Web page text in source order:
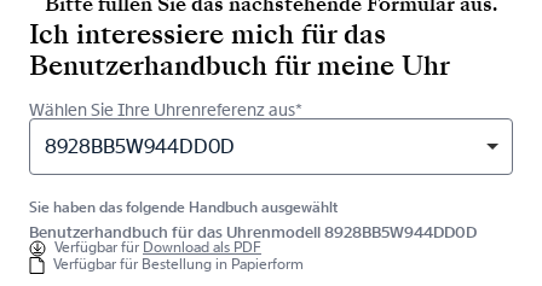
Ich interessiere mich für das
Benutzerhandbuch für meine Uhr
Wählen Sie Ihre Uhrenreferenz aus*
8928BB5W944DD0D
Sie haben das folgende Handbuch ausgewählt
Benutzerhandbuch für das Uhrenmodell 8928BB5W944DD0D
Verfügbar für Download als PDF
Verfügbar für Bestellung in Papierform